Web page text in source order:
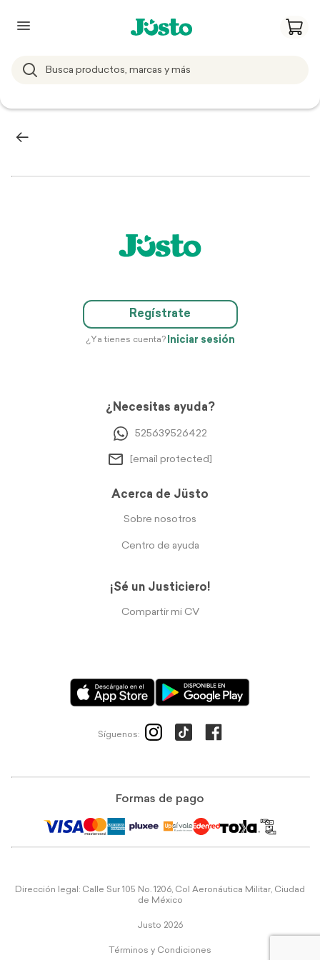
Regístrate
¿Ya tienes cuenta? Iniciar sesión
¿Necesitas ayuda?
525639526422
[email protected]
Acerca de Jüsto
Sobre nosotros
Centro de ayuda
¡Sé un Justiciero!
Compartir mi CV
Síguenos:
Formas de pago
Dirección legal: Calle Sur 105 No. 1206, Col Aeronáutica Militar, Ciudad
de México
Justo 2026
Términos y Condiciones